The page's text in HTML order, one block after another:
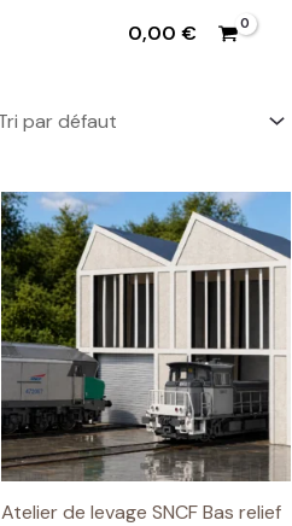
0,00 €
Atelier de levage SNCF Bas relief